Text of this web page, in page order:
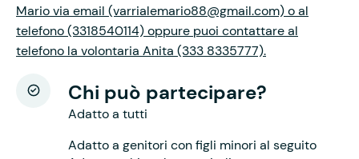
Mario via email (varrialemario88@gmail.com) o al
telefono (3318540114) oppure puoi contattare al
telefono la volontaria Anita (333 8335777).
Chi può partecipare?
Adatto a tutti
Adatto a genitori con figli minori al seguito